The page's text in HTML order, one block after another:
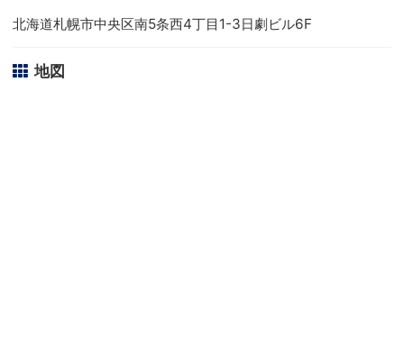
北海道札幌市中央区南5条西4丁目1-3日劇ビル6F
地図